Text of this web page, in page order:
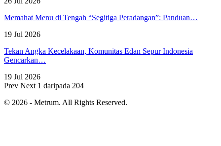
Memahat Menu di Tengah “Segitiga Peradangan”: Panduan…
19 Jul 2026
Tekan Angka Kecelakaan, Komunitas Edan Sepur Indonesia
Gencarkan…
19 Jul 2026
Prev Next 1 daripada 204
© 2026 - Metrum. All Rights Reserved.